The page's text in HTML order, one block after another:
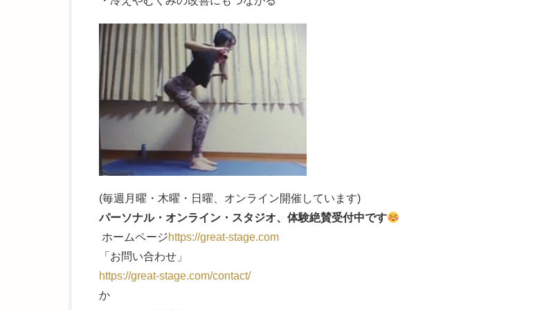
(毎週月曜・木曜・日曜、オンライン開催しています)
パーソナル・オンライン・スタジオ、体験絶賛受付中です
ホームページhttps://great-stage.com
「お問い合わせ」
https://great-stage.com/contact/
か